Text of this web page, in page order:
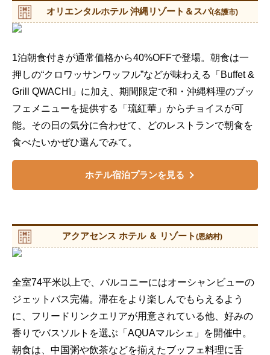
オリエンタルホテル 沖縄リゾート＆スパ(名護市)
1泊朝食付きが通常価格から40%OFFで登場。朝食は一
押しの“クロワッサンワッフル”などが味わえる「Buffet &
Grill QWACHI」に加え、期間限定で和・沖縄料理のブッ
フェメニューを提供する「琉紅華」からチョイスが可
能。その日の気分に合わせて、どのレストランで朝食を
食べたいかぜひ選んでみて。
ホテル宿泊プランを見る
アクアセンス ホテル ＆ リゾート(恩納村)
全室74平米以上で、バルコニーにはオーシャンビューの
ジェットバス完備。滞在をより楽しんでもらえるよう
に、フリードリンクエリアが用意されている他、好みの
香りでバスソルトを選ぶ「AQUAマルシェ」を開催中。
朝食は、中国粥や飲茶などを揃えたブッフェ料理に舌